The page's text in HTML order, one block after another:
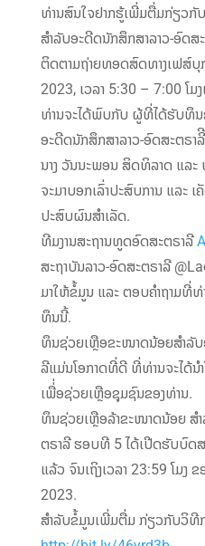
ທ່ານສົນໃຈຢາກຮູ້ເພີ່ມຕື່ມກ່ຽວ
ສຳລັບອະດີດນັກສຶກສາລາວ-ອົດສ
ຕິດຕາມຖ່າຍທອດສົດທາງເຟສ໌
2023, ເວລາ 5:30 – 7:00 ໂມງ
ທ່ານຈະໄດ້ພົບກັບ ຜູ້ທີ່ໄດ້ຮັບທຶ
ອະດີດນັກສຶກສາລາວ-ອົດສະຕຣ
ນາງ ວັນນະພອນ ສິດທິລາດ ແລະ
ຈະມາບອກເລົ່າປະສົບການ ແລະ
ປະສົບຜົນສຳເລັດ.
ທີມງານສະຖານທູດອົດສະຕຣາລີ
ສະຖາບັນລາວ-ອົດສະຕຣາລີ
ມາໃຫ້ຂໍ້ມູນ ແລະ ຕອບຄຳຖາມທີ່
ທຶນນີ້.
ທຶນຊ່ວຍເຫຼືອຂະໜາດນ້ອຍສຳລັ
ລີແມ່ນໂອກາດທີ່ດີ ທີ່ທ່ານຈະໄດ້ນໍ
ເພື່່ອຊ່ວຍເຫຼືອຊຸມຊົນຂອງທ່ານ.
ທຶນຊ່ວຍເຫຼືອລ້າຂະໜາດນ້ອຍ ສໍ
ຕຣາລີ ຮອບທີ 5 ໄດ້ເປີດຮັບບົດສ
ແລ້ວ ຈົນເຖິງເວລາ 23:59 ໂມງ
2023.
ສຳລັບຂໍ້ມູນເພີ່ມຕື່ມ ກ່ຽວກັບວິທີ